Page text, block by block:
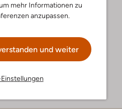
mehr Informationen zu
anzupassen.
und weiter